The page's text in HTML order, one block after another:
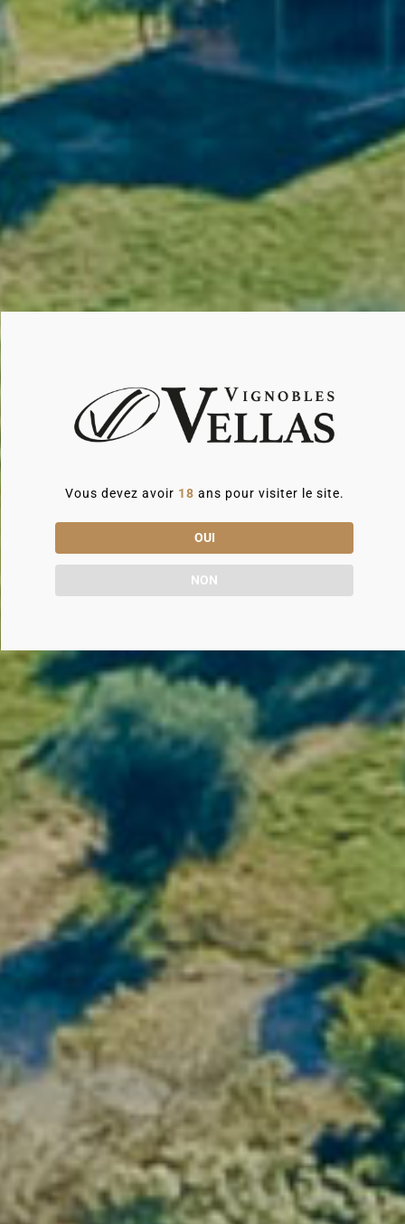
Hébergements sur place, espaces
communs, rythme fluide : moins de
contraintes, plus de temps utile.
Une offre pensée pour les
décideurs B2B
Off-sites managers & RH
Événements clients & partenaires
Comités créatifs & workshops
mesure , selon vos objectifs, la taille de
d’accompagnement souhaité.
Une offre pensée pour les
décideurs B2B
Séminaires stratégiques & CODIR
Team-building & cohésion d’équipe
Off-sites managers & RH
Événements clients & partenaires
Comités créatifs & workshops
Chaque événement est
construit sur
mesure, selon vos objectifs, la taille de
votre équipe et le niveau
d’accompagnement souhaité.
Le vin comme levier naturel de dialogue, de
partage et de mémoire collective.
Des expériences qui renforcent
l’engagement
Le vin n’est pas un décor : c’est unoutil
Vous devez avoir 18 ans pour visiter le site.
OUI
NON